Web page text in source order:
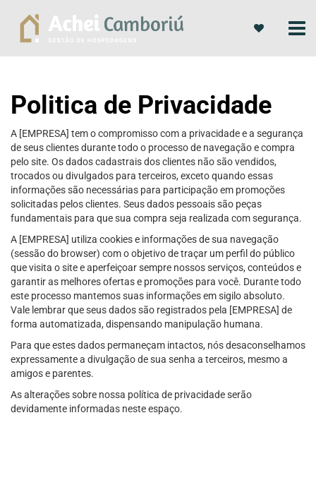
Politica de Privacidade
A [EMPRESA] tem o compromisso com a privacidade e a segurança
de seus clientes durante todo o processo de navegação e compra
pelo site. Os dados cadastrais dos clientes não são vendidos,
trocados ou divulgados para terceiros, exceto quando essas
informações são necessárias para participação em promoções
solicitadas pelos clientes. Seus dados pessoais são peças
fundamentais para que sua compra seja realizada com segurança.
A [EMPRESA] utiliza cookies e informações de sua navegação
(sessão do browser) com o objetivo de traçar um perfil do público
que visita o site e aperfeiçoar sempre nossos serviços, conteúdos e
garantir as melhores ofertas e promoções para você. Durante todo
este processo mantemos suas informações em sigilo absoluto.
Vale lembrar que seus dados são registrados pela [EMPRESA] de
forma automatizada, dispensando manipulação humana.
Para que estes dados permaneçam intactos, nós desaconselhamos
expressamente a divulgação de sua senha a terceiros, mesmo a
amigos e parentes.
As alterações sobre nossa política de privacidade serão
devidamente informadas neste espaço.